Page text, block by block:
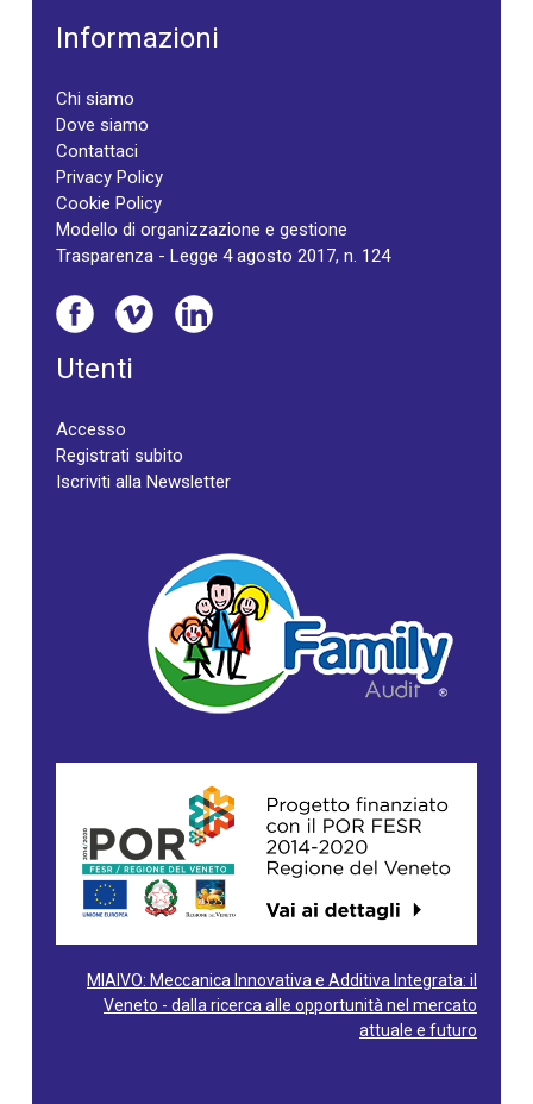
Informazioni
Chi siamo
Dove siamo
Contattaci
Privacy Policy
Cookie Policy
Modello di organizzazione e gestione
Trasparenza - Legge 4 agosto 2017, n. 124
Utenti
Accesso
Registrati subito
Iscriviti alla Newsletter
MIAIVO: Meccanica Innovativa e Additiva Integrata: il
Veneto - dalla ricerca alle opportunità nel mercato
attuale e futuro